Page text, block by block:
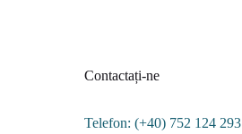
Contactați-ne
Telefon: (+40) 752 124 293